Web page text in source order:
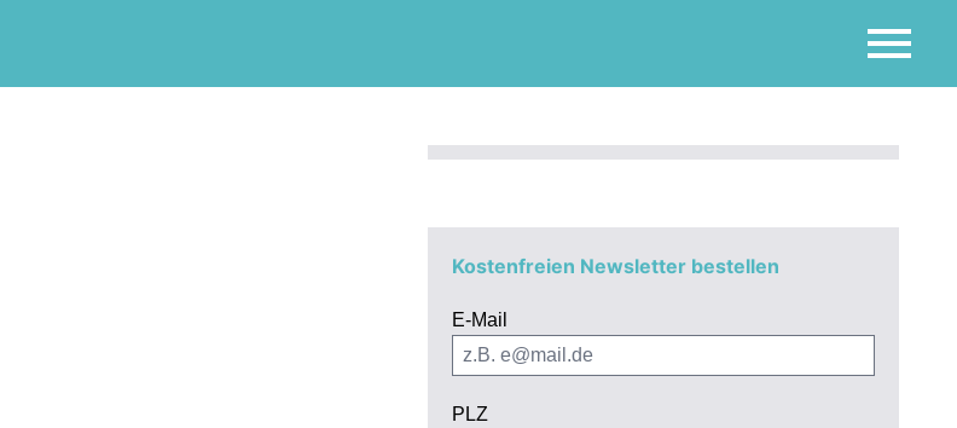
Kostenfreien Newsletter bestellen
E-Mail
PLZ